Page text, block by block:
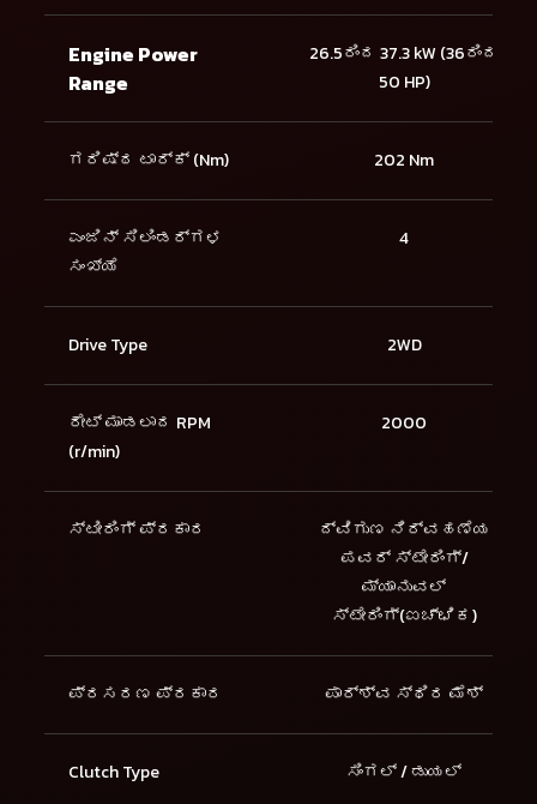
Engine Power
Range
26.5ರಿಂದ 37.3 kW (36ರಿಂದ
50 HP)
ಗರಿಷ್ಠ ಟಾರ್ಕ್ (Nm) 202 Nm
ಎಂಜಿನ್ ಸಿಲಿಂಡರ್ಗಳ
ಸಂಖ್ಯೆ
4
Drive Type 2WD
ರೇಟ್ ಮಾಡಲಾದ RPM
(r/min)
2000
ಸ್ಟೀರಿಂಗ್ ಪ್ರಕಾರ
ದ್ವಿಗುಣ ನಿರ್ವಹಣೆಯ
ಪವರ್ ಸ್ಟೇರಿಂಗ್/
ಮ್ಯಾನುವಲ್
ಸ್ಟೇರಿಂಗ್(ಐಚ್ಛಿಕ)
ಪ್ರಸರಣ ಪ್ರಕಾರ ಪಾರ್ಶ್ವ ಸ್ಥಿರ ಮೆಶ್
Clutch Type ಸಿಂಗಲ್ / ಡುಯಲ್